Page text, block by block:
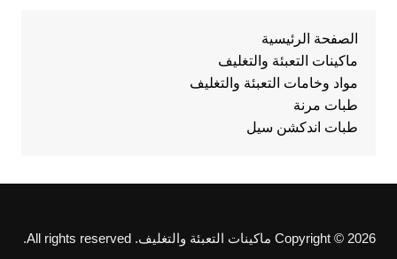
الصفحة الرئيسية
ماكينات التعبئة والتغليف
مواد وخامات التعبئة والتغليف
طبات مرنة
طبات اندكشن سيل
Copyright © 2026 ماكينات التعبئة والتغليف. All rights reserved.